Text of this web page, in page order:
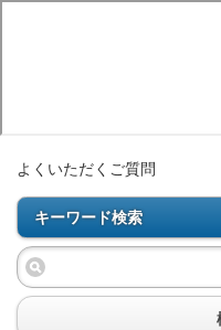
よくいただくご質問
キーワード検索